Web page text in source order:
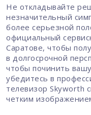
Не откладывайте
незначительный
более серьезной
официальный
Саратове, чтобы
в долгосрочной
чтобы починить
убедитесь в
телевизор Skyworth
четким